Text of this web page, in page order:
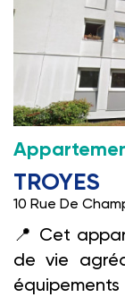
TROYES
10 Rue De
📍 Cet
de vie